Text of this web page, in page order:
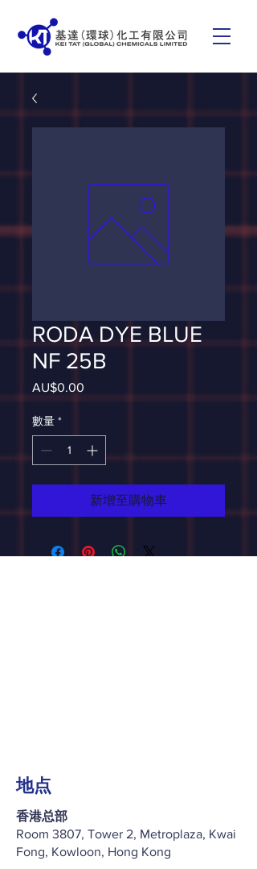
RODA DYE BLUE
NF 25B
AU$0.00
數量 *
新增至購物車
地点
香港总部
Room 3807, Tower 2, Metroplaza, Kwai
Fong, Kowloon, Hong Kong